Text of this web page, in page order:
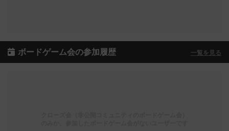
ボードゲーム会の参加履歴 一覧を見る